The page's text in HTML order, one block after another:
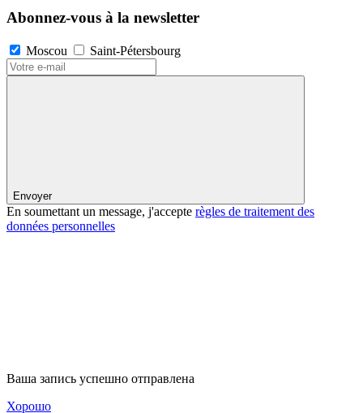
Abonnez-vous à la newsletter
Moscou Saint-Pétersbourg
Envoyer
En soumettant un message, j'accepte règles de traitement des
données personnelles
Ваша запись успешно отправлена
Хорошо